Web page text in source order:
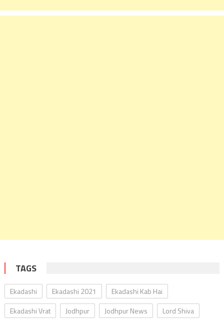
TAGS
Ekadashi Ekadashi 2021
Ekadashi Kab Hai
Ekadashi Vrat
Jodhpur Jodhpur News
Lord Shiva